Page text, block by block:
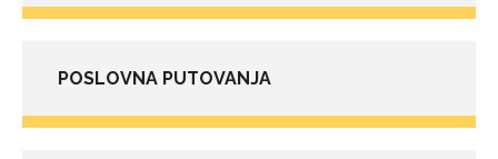
POSLOVNA PUTOVANJA